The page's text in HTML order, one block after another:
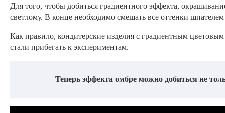
Для того, чтобы добиться градиентного эффекта,
светлому. В конце необходимо смешать все оттенки
Как правило, кондитерские изделия с градиентным
стали прибегать к экспериментам.
Теперь эффекта омбре можно добиться не